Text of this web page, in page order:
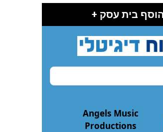
הוסף בית עסק +
Angels Music
Productions